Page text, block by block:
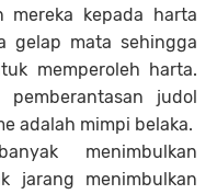
mereka kepada harta
gelap mata sehingga
memperoleh harta.
judol
adalah mimpi belaka.
menimbulkan
jarang menimbulkan